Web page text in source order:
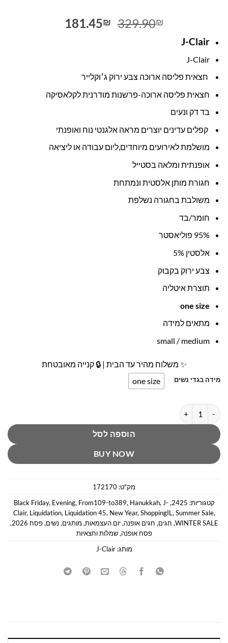
329.90₪
המחיר
181.45₪
J-Clair
J-Clair
חצאית פליסה ארוכה צבע ירוק ג׳וקלייר
חצאית פליסה ארוכה-פרשנות מודרנית לקלאסיקה
בד דק ונעים
קפלים עדינים יוצרים מראה אלגנטי נוח ואופנתי
מושלמת לאירועים מיוחדים,ליום עבודה או ליציאה
אופנתית ומלאה בסטייל
חגורת מותן אלסטית ונמתחת
משולבת בחגורה נשלפת
חומר/בד
95% פוליאסטר
אלסטין 5%
צבע ירוק בקבוק
תוצרת איטליה
one size
מתאים למידה
small / medium
✨ משלוח מהיר עד הבית | 🔒 קנייה מאובטחת
מידה בגדי נשים one size
כמות של חצאית פליסה ארוכה צבע ירוק ג׳וקלייר
הוספה לסל
BUY NOW
מק"ט: 172170
קטגוריות: 2425
,
Black Friday, Evening, From109-to389, Hanukkah, J-
Clair, Liquidation, Liquidation 45, New Year, ShoppingIL, Summer Sale,
WINTER SALE
, חגים, חגים אופנה,יום העצמאות, מותגים, נשים,פסח 2026
,
פסח אופנה,שמלות וחצאיות
מותג:J-Clair